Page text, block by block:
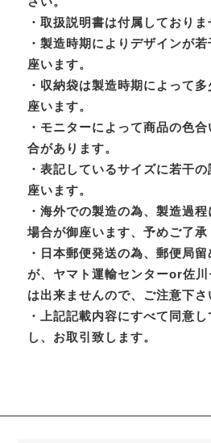
・取扱説明書は付属しておりま
・製造時期によりデザインが
座います。
・収納袋は製造時期によって
座います。
・モニターによって商品の色
合があります。
・表記しているサイズに若干
座います。
・海外での製造の為、製造過
場合が御座います、予めご了承
・日本郵便発送の為、郵便局
が、ヤマト運輸センターor佐川
は出来ませんので、ご注意下さ
・上記記載内容にすべて同意
し、お取引致します。